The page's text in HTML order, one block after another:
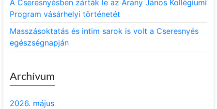
A Cseresnyésben zárták le az Arany János Kollégiumi
Program vásárhelyi történetét
Masszásoktatás és intim sarok is volt a Cseresnyés
egészségnapján
Archívum
2026. május